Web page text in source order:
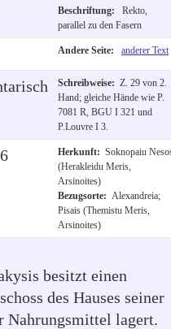
Beschriftung:
Rekto,
parallel zu den Fasern
Andere Seite: anderer Text
Schreibweise: Z. 29 von 2.
Hand; gleiche Hände wie P.
7081 R, BGU I 321 und
P.Louvre I 3.
Herkunft: Soknopaiu
(Herakleidu Meris,
Arsinoites)
Bezugsorte: Alexandreia;
Pisais (Themistu Meris,
Arsinoites)
besitzt einen
des Hauses seiner
Nahrungsmittel lagert.